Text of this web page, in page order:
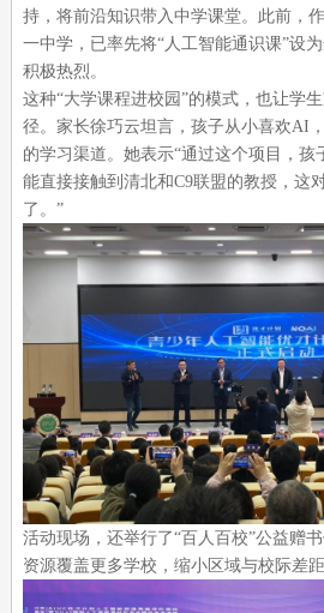
持，将前沿知识带入中学课堂。此前，
一中学，已率先将“人工智能通识课”设
积极热烈。
这种“大学课程进校园”的模式，也让学
径。家长徐巧云坦言，孩子从小喜欢AI
的学习渠道。她表示“通过这个项目，
能直接接触到清北和C9联盟的教授，这
了。”
活动现场，还举行了“百人百校”公益赠
资源覆盖更多学校，缩小区域与校际差距